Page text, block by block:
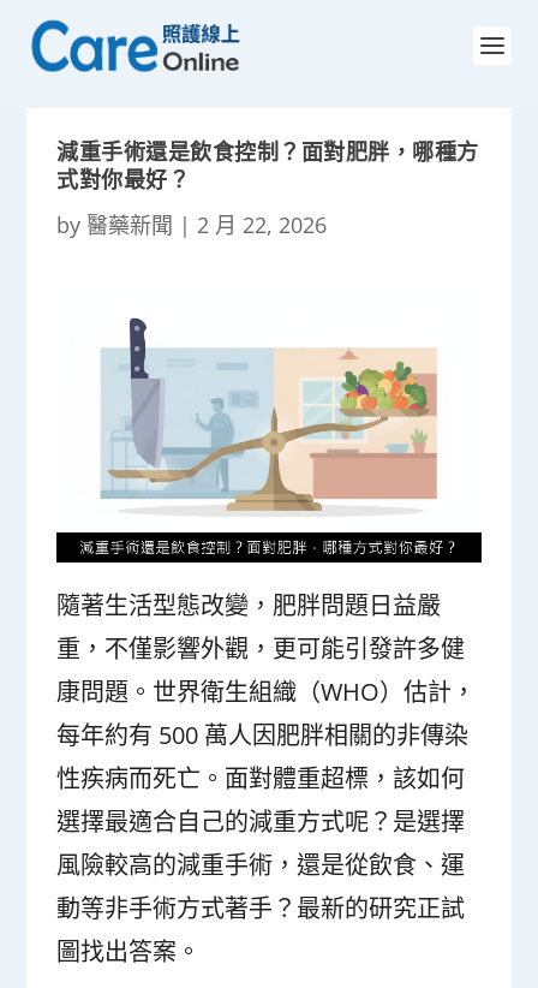
減重手術還是飲食控制？面對肥胖，哪種方
式對你最好？
by 醫藥新聞 | 2 月 22, 2026
隨著生活型態改變，肥胖問題日益嚴
重，不僅影響外觀，更可能引發許多健
康問題。世界衛生組織（WHO）估計，
每年約有 500 萬人因肥胖相關的非傳染
性疾病而死亡。面對體重超標，該如何
選擇最適合自己的減重方式呢？是選擇
風險較高的減重手術，還是從飲食、運
動等非手術方式著手？最新的研究正試
圖找出答案。